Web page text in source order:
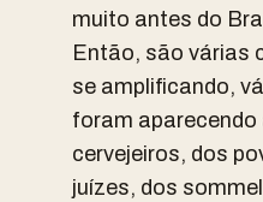
muito antes do
Então, são várias
se amplificando,
foram aparecendo
cervejeiros, dos
juízes, dos